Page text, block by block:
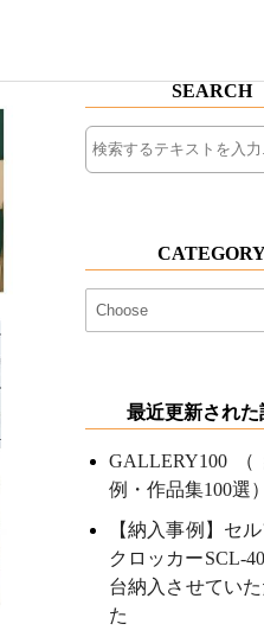
SEARCH
最近更新された
GALLERY100
例・作品集100選）
【納入事例】セ
クロッカーSCL-
台納入させてい
た